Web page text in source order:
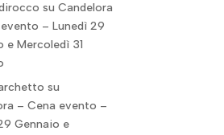
suCandelora
– Lunedì 29
e Mercoledì 31
su
– Cena evento –
Gennaio e